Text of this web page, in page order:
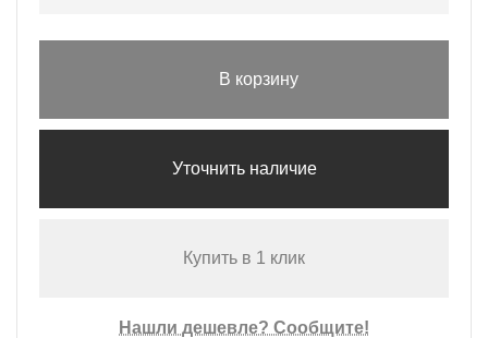
В корзину
Уточнить наличие
Купить в 1 клик
Нашли дешевле? Сообщите!